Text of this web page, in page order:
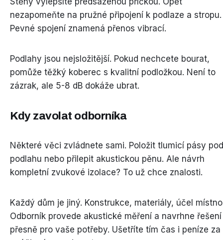
nezapomeňte na pružné připojení k podlaze a stropu.
Pevné spojení znamená přenos vibrací.
Podlahy jsou nejsložitější. Pokud nechcete bourat,
pomůže těžký koberec s kvalitní podložkou. Není to
zázrak, ale 5-8 dB dokáže ubrat.
Kdy zavolat odborníka
Některé věci zvládnete sami. Položit tlumicí pásy pod
podlahu nebo přilepit akustickou pěnu. Ale návrh
kompletní zvukové izolace? To už chce znalosti.
Každý dům je jiný. Konstrukce, materiály, účel
Odborník provede akustické měření a navrhne řešení
přesně pro vaše potřeby. Ušetříte tím čas i peníze za